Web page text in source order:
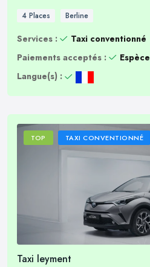
4 Places Berline
Services :
Taxi conventionné
Paiements acceptés :
Espèce
Langue(s) :
TOP TAXI CONVENTIONNÉ
Taxi leyment